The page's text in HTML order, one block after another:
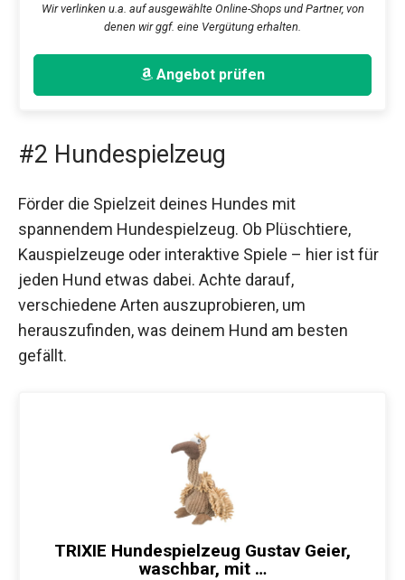
Wir verlinken u.a. auf ausgewählte Online-Shops und Partner, von
denen wir ggf. eine Vergütung erhalten.
Angebot prüfen
#2 Hundespielzeug
Förder die Spielzeit deines Hundes mit
spannendem Hundespielzeug. Ob Plüschtiere,
Kauspielzeuge oder interaktive Spiele – hier ist für
jeden Hund etwas dabei. Achte darauf,
verschiedene Arten auszuprobieren, um
herauszufinden, was deinem Hund am besten
gefällt.
TRIXIE Hundespielzeug Gustav Geier,
waschbar, mit …